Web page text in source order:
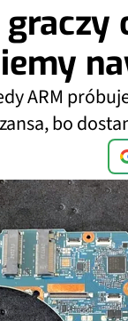
ARM
bo